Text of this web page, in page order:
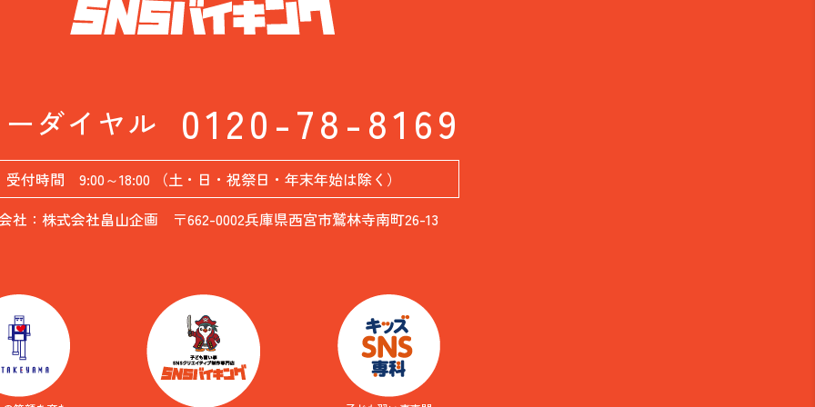
ダイヤル 0120-78-8169
受付時間 9:00～18:00 （土・日・祝祭日・年末年始は除く）
社：株式会社畠山企画 〒662-0002兵庫県西宮市鷲林寺南町26-13